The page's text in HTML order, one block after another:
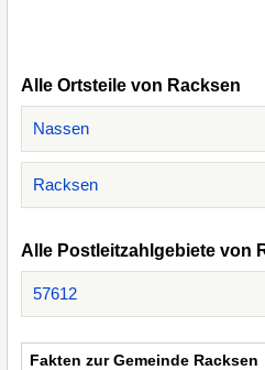
Alle Ortsteile von Racksen
Nassen
Racksen
Alle Postleitzahlgebiete von
57612
Fakten zur Gemeinde Racksen